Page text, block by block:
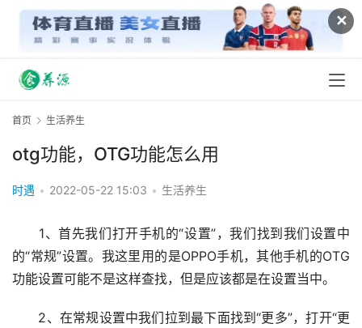
✕
首页 生活养生
otg功能，OTG功能怎么用
时遇 • 2022-05-22 15:03 • 生活养生
1、首先我们打开手机的“设置”，我们找到我们设置中
的“常规”设置。我这里用的是OPPO手机，其他手机的OTG
功能设置可能不是这样查找，但是应该都是在设置当中。
2、在常规设置中我们拉到最下面找到“更多”，打开“更